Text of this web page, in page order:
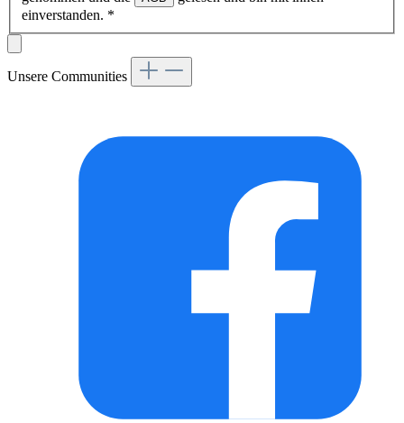
einverstanden. *
Unsere Communities